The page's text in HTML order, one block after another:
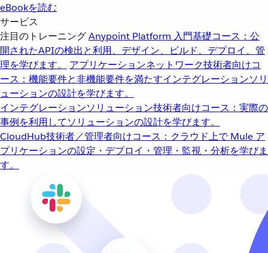
eBookを読む
サービス
注目のトレーニングAnypoint Platform 入門基礎コース：公
開されたAPIの検出と利用、デザイン、ビルド、デプロイ、管
理を学びます。
アプリケーションネットワーク技術者向けコ
ース：機能要件と非機能要件を満たすインテグレーションソリ
ューションの設計を学びます。
インテグレーションソリューション技術者向けコース：実際の
事例を利用してソリューションの設計を学びます。
CloudHub技術者／管理者向けコース：クラウド上で Mule ア
プリケーションの設定・デプロイ・管理・監視・分析を学びま
す。